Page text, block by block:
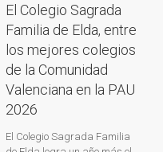
sus méritos académicos,
deportivos y por la
ejemplaridad de sus valores
humanos. Durante la
ceremonia, se puso en […]
más
El Colegio Sagrada
Familia de Elda, entre
los mejores colegios
de la Comunidad
Valenciana en la PAU
2026
El Colegio Sagrada Familia